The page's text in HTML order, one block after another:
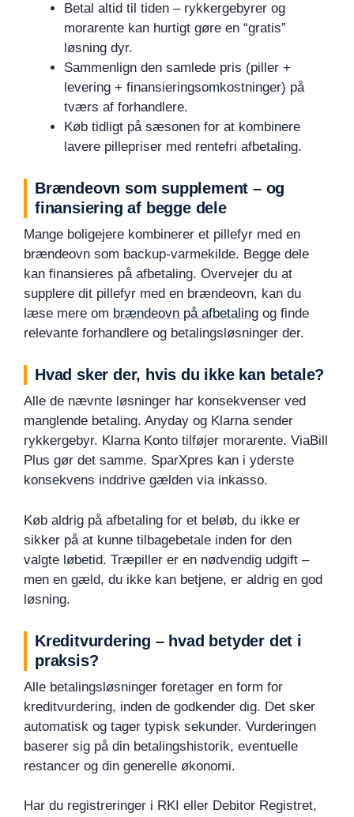
Betal altid til tiden – rykkergebyrer og
morarente kan hurtigt gøre en “gratis”
løsning dyr.
Sammenlign den samlede pris (piller +
levering + finansieringsomkostninger) på
tværs af forhandlere.
Køb tidligt på sæsonen for at kombinere
lavere pillepriser med rentefri afbetaling.
Brændeovn som supplement – og
finansiering af begge dele
Mange boligejere kombinerer et pillefyr med en
brændeovn som backup-varmekilde. Begge dele
kan finansieres på afbetaling. Overvejer du at
supplere dit pillefyr med en brændeovn, kan du
læse mere om brændeovn på afbetaling og finde
relevante forhandlere og betalingsløsninger der.
Hvad sker der, hvis du ikke kan betale?
Alle de nævnte løsninger har konsekvenser ved
manglende betaling. Anyday og Klarna sender
rykkergebyr. Klarna Konto tilføjer morarente. ViaBill
Plus gør det samme. SparXpres kan i yderste
konsekvens inddrive gælden via inkasso.
Køb aldrig på afbetaling for et beløb, du ikke er
sikker på at kunne tilbagebetale inden for den
valgte løbetid. Træpiller er en nødvendig udgift –
men en gæld, du ikke kan betjene, er aldrig en god
løsning.
Kreditvurdering – hvad betyder det i
praksis?
Alle betalingsløsninger foretager en form for
kreditvurdering, inden de godkender dig. Det sker
automatisk og tager typisk sekunder. Vurderingen
baserer sig på din betalingshistorik, eventuelle
restancer og din generelle økonomi.
Har du registreringer i RKI eller Debitor Registret,